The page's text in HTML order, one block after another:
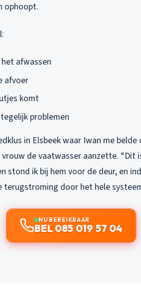
ophoopt.
afwassen
afvoer
komt
problemen
in Elsbeek waar Iwan me
de vaatwasser aanzette. “Dit
stond ik bij hem voor de deur, en
door het hele
NU BEREIKBAAR
BEL 085 019 57 04